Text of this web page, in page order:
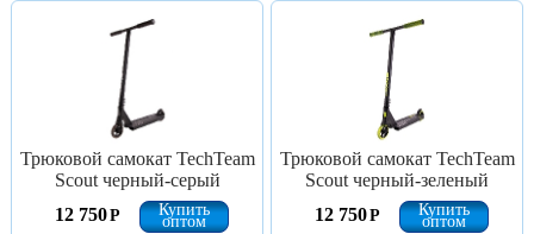
Трюковой самокат TechTeam
Scout черный-серый
12 750Р Купить
оптом
Трюковой самокат TechTeam
Scout черный-зеленый
12 750Р Купить
оптом